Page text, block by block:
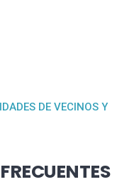
DE VECINOS Y